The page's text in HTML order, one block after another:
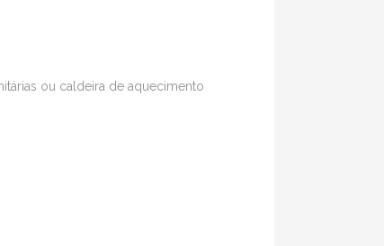
ou caldeira de aquecimento